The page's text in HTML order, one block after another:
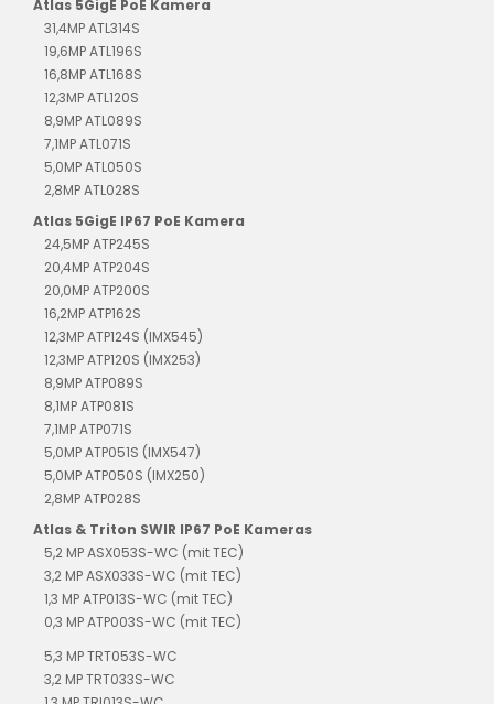
Atlas 5GigE PoE Kamera
31,4MP ATL314S
19,6MP ATL196S
16,8MP ATL168S
12,3MP ATL120S
8,9MP ATL089S
7,1MP ATL071S
5,0MP ATL050S
2,8MP ATL028S
Atlas 5GigE IP67 PoE Kamera
24,5MP ATP245S
20,4MP ATP204S
20,0MP ATP200S
16,2MP ATP162S
12,3MP ATP124S (IMX545)
12,3MP ATP120S (IMX253)
8,9MP ATP089S
8,1MP ATP081S
7,1MP ATP071S
5,0MP ATP051S (IMX547)
5,0MP ATP050S (IMX250)
2,8MP ATP028S
Atlas & Triton SWIR IP67 PoE Kameras
5,2 MP ASX053S-WC (mit TEC)
3,2 MP ASX033S-WC (mit TEC)
1,3 MP ATP013S-WC (mit TEC)
0,3 MP ATP003S-WC (mit TEC)
5,3 MP TRT053S-WC
3,2 MP TRT033S-WC